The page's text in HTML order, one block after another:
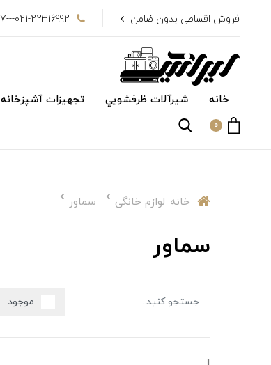
فروش اقساطی بدون ضامن 021-22316992---021-22316927
خانه شیرآلات ظرفشويي تجهیزات آشپزخانه
0
خانه لوازم خانگی سماور
سماور
موجود